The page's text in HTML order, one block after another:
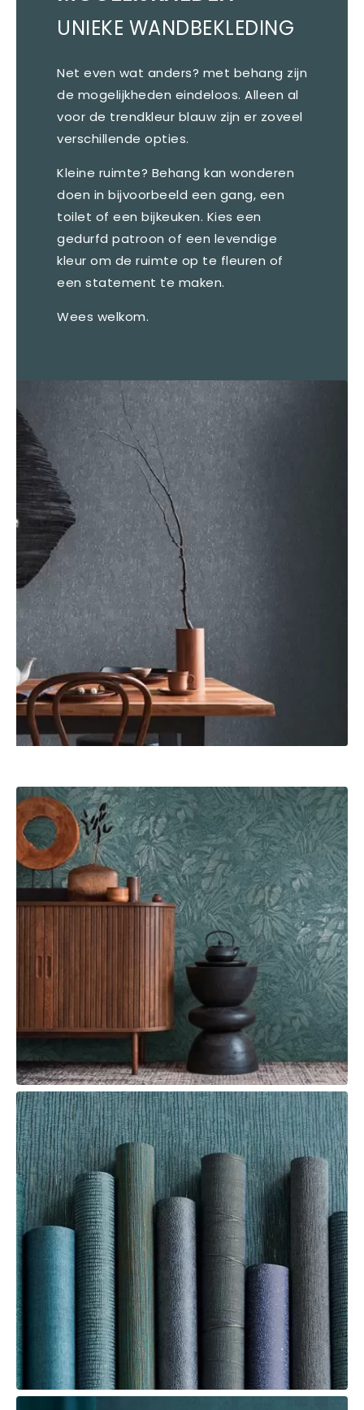
UNIEKE WANDBEKLEDING
Net even wat anders? met behang zijn
de mogelijkheden eindeloos. Alleen al
voor de trendkleur blauw zijn er zoveel
verschillende opties.
Kleine ruimte? Behang kan wonderen
doen in bijvoorbeeld een gang, een
toilet of een bijkeuken. Kies een
gedurfd patroon of een levendige
kleur om de ruimte op te fleuren of
een statement te maken.
Wees welkom.